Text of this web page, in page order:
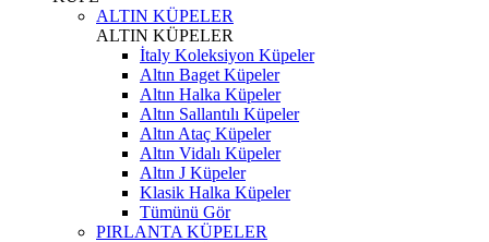
ALTIN KÜPELER
ALTIN KÜPELER
İtaly Koleksiyon Küpeler
Altın Baget Küpeler
Altın Halka Küpeler
Altın Sallantılı Küpeler
Altın Ataç Küpeler
Altın Vidalı Küpeler
Altın J Küpeler
Klasik Halka Küpeler
Tümünü Gör
PIRLANTA KÜPELER